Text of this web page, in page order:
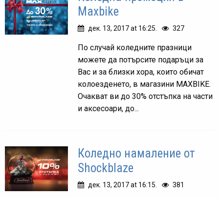
Maxbike
дек. 13, 2017 at 16:25. 327
По случай коледните празници
можете да потърсите подаръци за
Вас и за близки хора, които обичат
колоезденето, в магазини MAXBIKE.
Очакват ви до 30% отстъпка на части
и аксесоари, до...
Коледно намаление от
Shockblaze
дек. 13, 2017 at 16:15. 381